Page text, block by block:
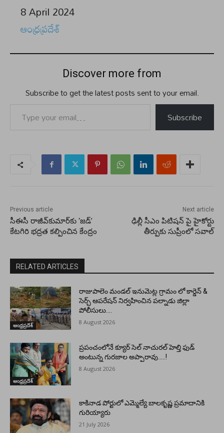
Date
8 April 2024
In relation to
ఆంధ్రప్రదేశ్
Discover more from
Subscribe to get the latest posts sent to your email.
Subscribe
Previous article
సీఈసీ రాజీవ్‌కుమార్‌కు ‘జడ్’
కేటగిరి భద్రత కల్పించిన కేంద్రం
Next article
ఢిల్లీ సీఎం పిటిషన్ పై హైకోర్టు
తీర్పుకు సుప్రీంలో సవాల్
RELATED ARTICLES
ఆంధ్రప్రదేశ్
రాజుపాలెం మండల్ ఇనుమెట్ల గ్రామం లో కార్డెన్ &
సెర్చ్ ఆపరేషన్ నిర్వహించిన పల్నాడు జిల్లా
పోలీసులు….
8 August 2026
ఆంధ్రప్రదేశ్
ప్రపంచంలోనే క్యూర్ సెల్ నాచురల్ హెల్తి ఫుడ్
అంటున్న గురజాల అప్పారావు…..!
8 August 2026
కాకినాడ పోర్టులో ఎమ్మెల్యే బాలకృష్ణ ప్రమాదానికి
గురియ్యారు
21 July 2026